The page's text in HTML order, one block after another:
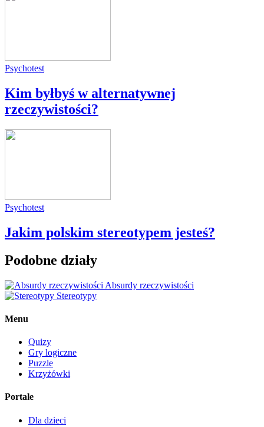
Psychotest
Kim byłbyś w alternatywnej
rzeczywistości?
Psychotest
Jakim polskim stereotypem jesteś?
Podobne działy
Absurdy rzeczywistości
Stereotypy
Menu
Quizy
Gry logiczne
Puzzle
Krzyżówki
Portale
Dla dzieci